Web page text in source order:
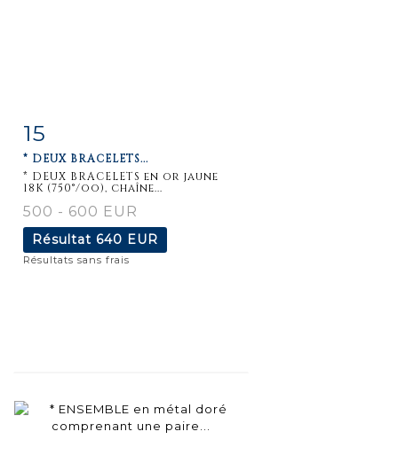
détaillée
15
* DEUX BRACELETS...
* DEUX BRACELETS en or jaune
18K (750°/oo), chaîne...
500 - 600 EUR
Résultat 640 EUR
Résultats sans frais